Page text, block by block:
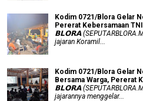
Kodim 0721/Blora Gelar
Pererat Kebersamaan
𝗕𝗟𝗢𝗥𝗔
jajaran Koramil...
Kodim 0721/Blora Gelar
Bersama Warga, Pererat
𝗕𝗟𝗢𝗥𝗔
jajarannya menggelar...